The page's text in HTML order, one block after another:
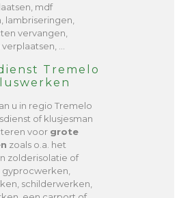
mdf
lambriseringen,
vervangen,
…
Tremelo
u in regio Tremelo
of klusjesman
voor grote
zoals o.a. het
zolderisolatie of
schilderwerken,